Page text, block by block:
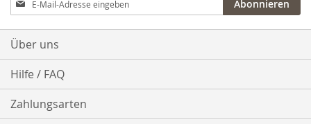
zum
Newsletter:
Abonnieren
Über uns
Hilfe / FAQ
Zahlungsarten